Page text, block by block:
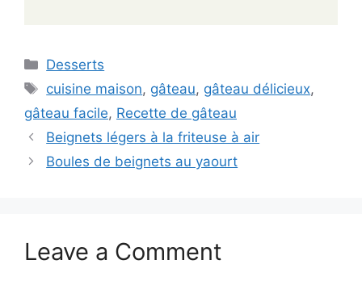
Categories
Desserts
Tags
cuisine maison, gâteau, gâteau délicieux,
gâteau facile, Recette de gâteau
Beignets légers à la friteuse à air
Boules de beignets au yaourt
Leave a Comment